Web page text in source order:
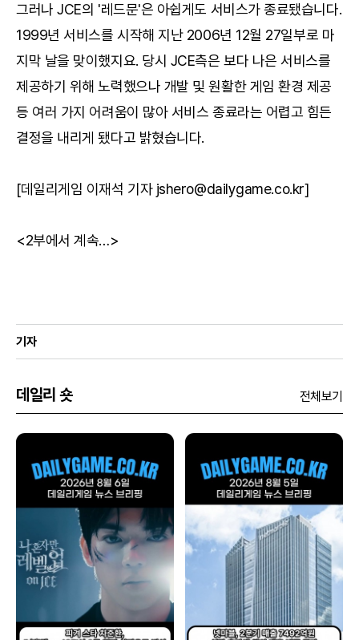
그러나 JCE의 '레드문'은 아쉽게도 서비스가 종료됐습니다.
1999년 서비스를 시작해 지난 2006년 12월 27일부로 마
지막 날을 맞이했지요. 당시 JCE측은 보다 나은 서비스를
제공하기 위해 노력했으나 개발 및 원활한 게임 환경 제공
등 여러 가지 어려움이 많아 서비스 종료라는 어렵고 힘든
결정을 내리게 됐다고 밝혔습니다.
[데일리게임 이재석 기자 jshero@dailygame.co.kr]
<2부에서 계속…>
기자
데일리 숏 전체보기